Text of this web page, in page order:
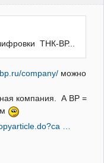
ТНК-ВР...
company/ можно
компания. А ВР =
…